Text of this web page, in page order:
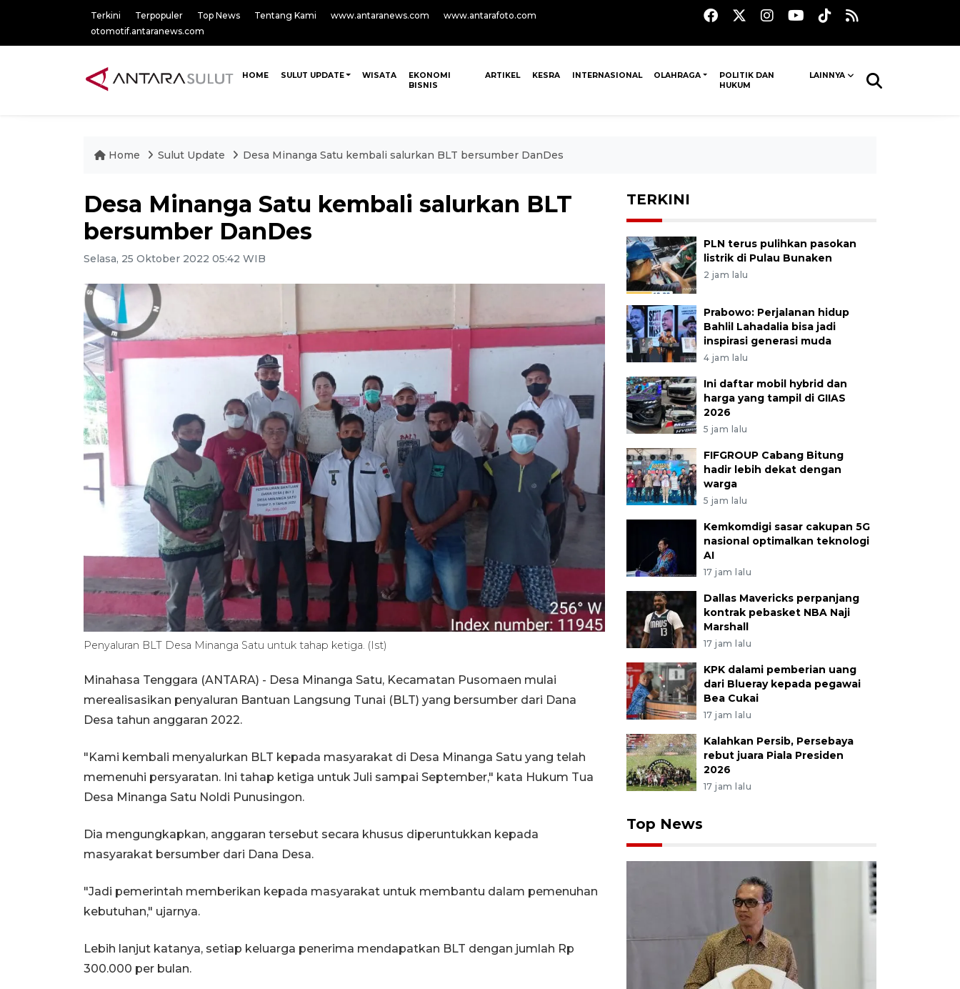
Terkini Terpopuler Top News Tentang Kami www.antaranews.com
www.antarafoto.com
otomotif.antaranews.com
HOME SULUT UPDATE WISATA
EKONOMI
BISNIS
ARTIKEL KESRA INTERNASIONAL OLAHRAGA
POLITIK DAN
HUKUM
LAINNYA
Home Sulut Update Desa Minanga Satu kembali salurkan BLT bersumber DanDes
Desa Minanga Satu kembali salurkan BLT
bersumber DanDes
Selasa, 25 Oktober 2022 05:42 WIB
Penyaluran BLT Desa Minanga Satu untuk tahap ketiga. (Ist)
Minahasa Tenggara (ANTARA) - Desa Minanga Satu, Kecamatan Pusomaen mulai
merealisasikan penyaluran Bantuan Langsung Tunai (BLT) yang bersumber dari Dana
Desa tahun anggaran 2022.
"Kami kembali menyalurkan BLT kepada masyarakat di Desa Minanga Satu yang telah
memenuhi persyaratan. Ini tahap ketiga untuk Juli sampai September," kata Hukum Tua
Desa Minanga Satu Noldi Punusingon.
Dia mengungkapkan, anggaran tersebut secara khusus diperuntukkan kepada
masyarakat bersumber dari Dana Desa.
"Jadi pemerintah memberikan kepada masyarakat untuk membantu dalam pemenuhan
kebutuhan," ujarnya.
Lebih lanjut katanya, setiap keluarga penerima mendapatkan BLT dengan jumlah Rp
300.000 per bulan.
TERKINI
PLN terus pulihkan pasokan
listrik di Pulau Bunaken
2 jam lalu
Prabowo: Perjalanan hidup
Bahlil Lahadalia bisa jadi
inspirasi generasi muda
4 jam lalu
Ini daftar mobil hybrid dan
harga yang tampil di GIIAS
2026
5 jam lalu
FIFGROUP Cabang Bitung
hadir lebih dekat dengan
warga
5 jam lalu
Kemkomdigi sasar cakupan 5G
nasional optimalkan teknologi
AI
17 jam lalu
Dallas Mavericks perpanjang
kontrak pebasket NBA Naji
Marshall
17 jam lalu
KPK dalami pemberian uang
dari Blueray kepada pegawai
Bea Cukai
17 jam lalu
Kalahkan Persib, Persebaya
rebut juara Piala Presiden
2026
17 jam lalu
Top News